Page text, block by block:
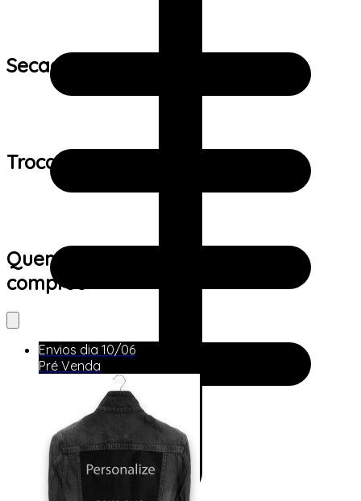
Secagem:
Trocas e devoluções:
Quem viu este produto também
comprou